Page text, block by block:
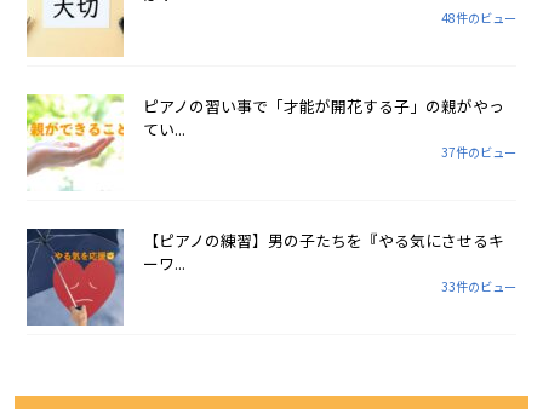
48件のビュー
ピアノの習い事で「才能が開花する子」の親がやっ
てい...
37件のビュー
【ピアノの練習】男の子たちを『やる気にさせるキ
ーワ...
33件のビュー